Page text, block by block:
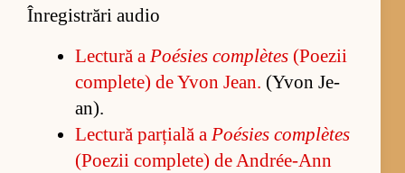
Înregistrări audio
Lec­tură a Poé­sies com­plètes(Po­e­zii
com­ple­te) de Yvon Jean. (Y­von Je­
an).
Lec­tură par­ți­ală a Poé­sies com­plètes
(Po­e­zii com­ple­te) de An­drée-Ann